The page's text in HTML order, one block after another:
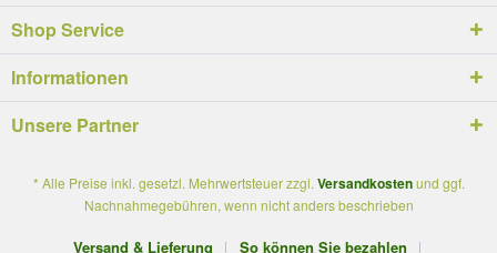
Shop Service
Informationen
Unsere Partner
* Alle Preise inkl. gesetzl. Mehrwertsteuer zzgl. Versandkostenund ggf.
Nachnahmegebühren, wenn nicht anders beschrieben
Versand & Lieferung
So können Sie bezahlen